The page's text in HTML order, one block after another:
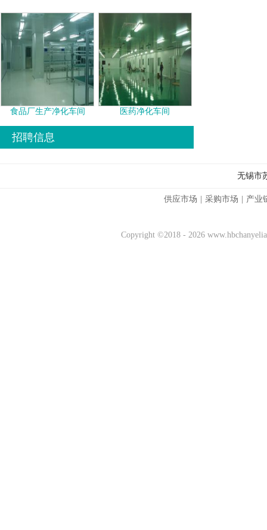
食品厂生产净化车间 医药净化车间
招聘信息
无锡市
供应市场 采购市场 产业
Copyright ©2018 - 2026